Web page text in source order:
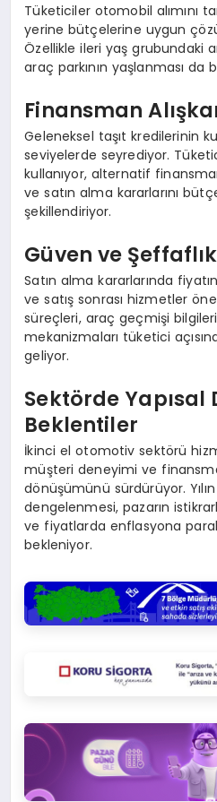
Tüketiciler otomobil alımını
yerine bütçelerine uygun
Özellikle ileri yaş grubundaki
araç parkının yaşlanması da
Finansman
Geleneksel taşıt kredilerinin
seviyelerde seyrediyor.
kullanıyor, alternatif
ve satın alma kararlarını
şekillendiriyor.
Güven ve
Satın alma kararlarında
ve satış sonrası hizmetler öne
süreçleri, araç geçmişi
mekanizmaları tüketici
geliyor.
Sektörde Yapısal
Beklentiler
İkinci el otomotiv sektörü
müşteri deneyimi ve
dönüşümünü sürdürüyor.
dengelenmesi, pazarın
ve fiyatlarda enflasyona
bekleniyor.